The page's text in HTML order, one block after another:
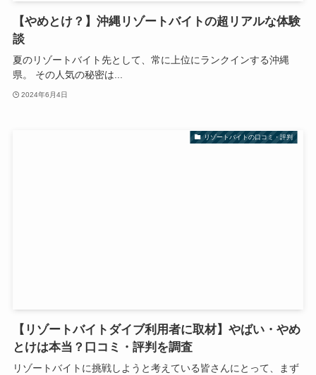
【やめとけ？】沖縄リゾートバイトの超リアルな体験
談
夏のリゾートバイト先として、常に上位にランクインする沖縄
県。 その人気の秘密は...
2024年6月4日
リゾートバイトの口コミ・評判
【リゾートバイトダイブ利用者に取材】やばい・やめ
とけは本当？口コミ・評判を調査
リゾートバイトに挑戦しようと考えている皆さんにとって、まず